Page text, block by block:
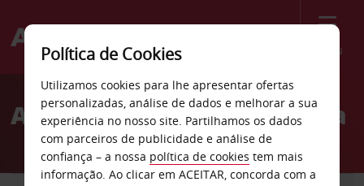
Menu
Welcome
AvisAluguer de carros Nouméa
Política de Cookies
Utilizamos cookies para lhe apresentar ofertas
personalizadas, análise de dados e melhorar a sua
experiência no nosso site. Partilhamos os dados
com parceiros de publicidade e análise de
confiança – a nossa política de cookies tem mais
informação. Ao clicar em ACEITAR, concorda com a